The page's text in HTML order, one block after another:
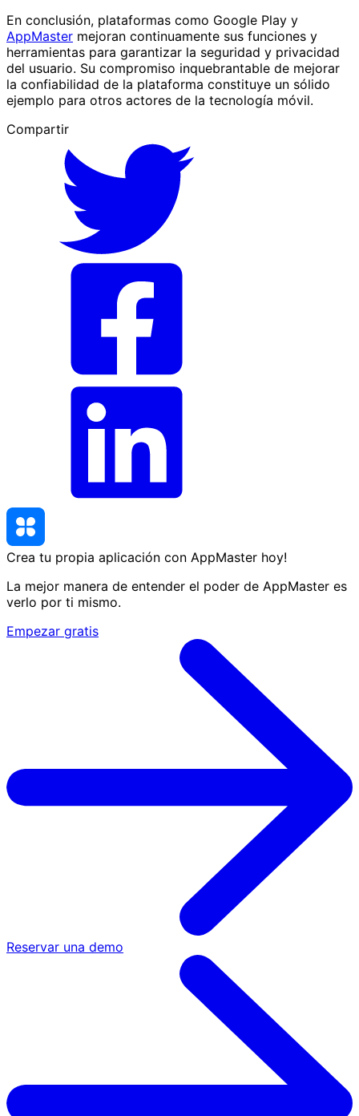
En conclusión, plataformas como Google Play y
AppMaster mejoran continuamente sus funciones y
herramientas para garantizar la seguridad y privacidad
del usuario. Su compromiso inquebrantable de mejorar
la confiabilidad de la plataforma constituye un sólido
ejemplo para otros actores de la tecnología móvil.
Compartir
Crea tu propia aplicación con AppMaster hoy!
La mejor manera de entender el poder de AppMaster es
verlo por ti mismo.
Empezar gratis
Reservar una demo